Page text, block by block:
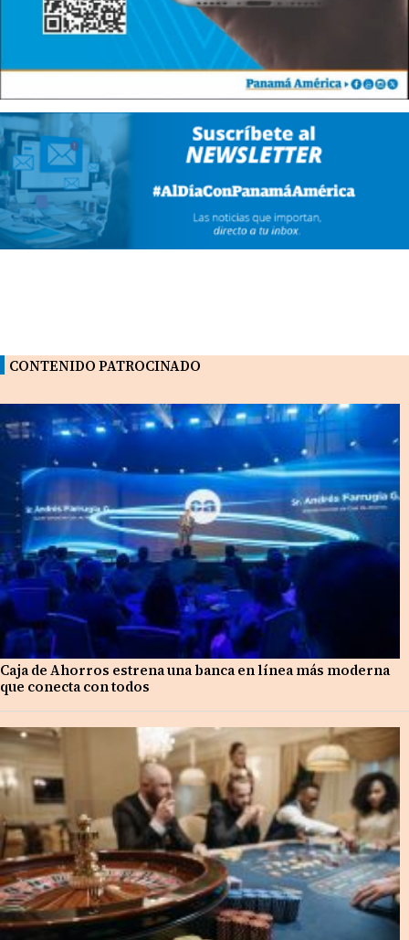
CONTENIDO PATROCINADO
Caja de Ahorros estrena una banca en línea más moderna
que conecta con todos